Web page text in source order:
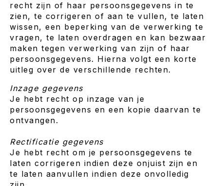
recht zijn of haar persoonsgegevens in te
zien, te corrigeren of aan te vullen, te laten
wissen, een beperking van de verwerking te
vragen, te laten overdragen en kan bezwaar
maken tegen verwerking van zijn of haar
persoonsgegevens. Hierna volgt een korte
uitleg over de verschillende rechten.
Inzage gegevens
Je hebt recht op inzage van je
persoonsgegevens en een kopie daarvan te
ontvangen.
Rectificatie gegevens
Je hebt recht om je persoonsgegevens te
laten corrigeren indien deze onjuist zijn en
te laten aanvullen indien deze onvolledig